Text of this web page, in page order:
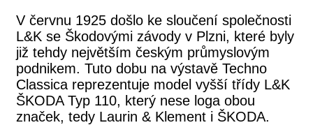
V červnu 1925 došlo ke sloučení společnosti
L&K se Škodovými závody v Plzni, které byly
již tehdy největším českým průmyslovým
podnikem. Tuto dobu na výstavě Techno
Classica reprezentuje model vyšší třídy L&K
ŠKODA Typ 110, který nese loga obou
značek, tedy Laurin & Klement i ŠKODA.